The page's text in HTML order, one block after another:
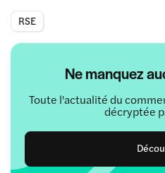
RSE
Ne manquez
Toute l'actualité du
décryptée